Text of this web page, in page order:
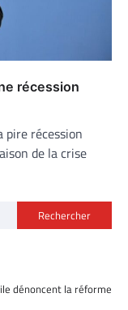
récession
pire récession
de la crise
Rechercher
dénoncent la réforme